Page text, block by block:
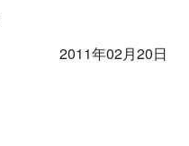
2011年02月20日